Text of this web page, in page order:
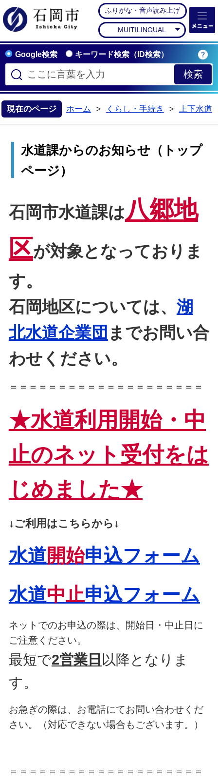
石岡市公式ホームペー
ふりがな・音声読み上げ
MUITILINGUAL
Google検索 キーワード検索（ID検索）
現在のページ ホーム
くらし・手続き
上下水道
水道課からのお知らせ（トップ
ページ）
石岡市水道課は八郷地
区が対象となっておりま
す。
石岡地区については、 湖
北水道企業団 までお問い合
わせください。
＝＝＝＝＝＝＝＝＝＝＝＝＝＝＝＝＝＝＝＝
★水道利用開始・中
止のネット受付をは
じめました★
↓ご利用はこちらから↓
水道開始申込フォーム
水道中止申込フォーム
ネットでのお申込の際は、開始日・中止日に
ご注意ください。
最短で2営業日 以降となりま
す。
お急ぎの際は、お電話にてお問い合わせくだ
さい。（対応できない場合もございます。）
＝＝＝＝＝＝＝＝＝＝＝＝＝＝＝＝＝＝＝＝